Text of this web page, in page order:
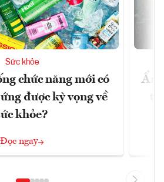
Sức khỏe
chức năng mới có
được kỳ vọng về
khỏe?
Đọc ngay
Ẩm